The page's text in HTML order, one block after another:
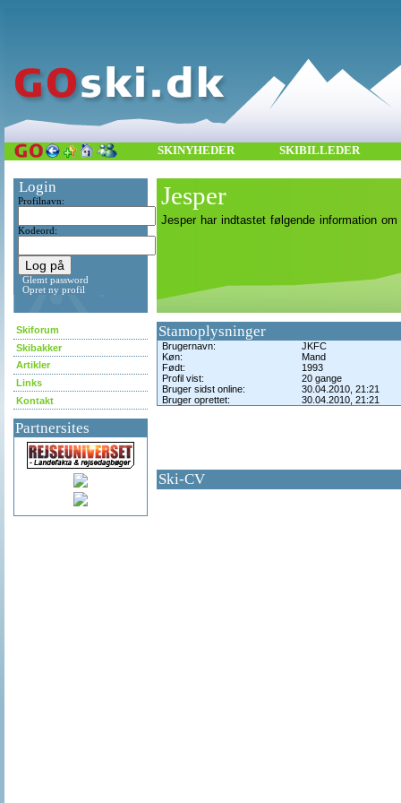
SKINYHEDER SKIBILLEDER
Login
Profilnavn:
Kodeord:
Glemt password
Opret ny profil
Skiforum
Skibakker
Artikler
Links
Kontakt
Partnersites
Jesper
Jesper har indtastet følgende information
Stamoplysninger
Brugernavn:
JKFC
Køn:
Mand
Født:
1993
Profil vist:
20 gange
Bruger sidst online:
30.04.2010, 21:21
Bruger oprettet:
30.04.2010, 21:21
Ski-CV